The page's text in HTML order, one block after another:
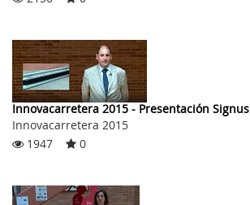
Innovacarretera 2015 - Presentación Signus
Innovacarretera 2015
1947
0